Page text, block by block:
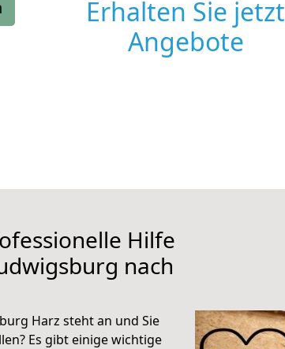
Erhalten Sie jetzt
Angebote
Hilfe
nach
Harz steht an und Sie
Es gibt einige wichtige